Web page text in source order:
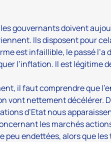
gouvernants doivent
Ils disposent pour
est infaillible, le passé l’a
l’inflation. Il est légitime
il faut comprendre que
vont nettement décélérer.
d’Etat nous
les marchés
peu endettées, alors que